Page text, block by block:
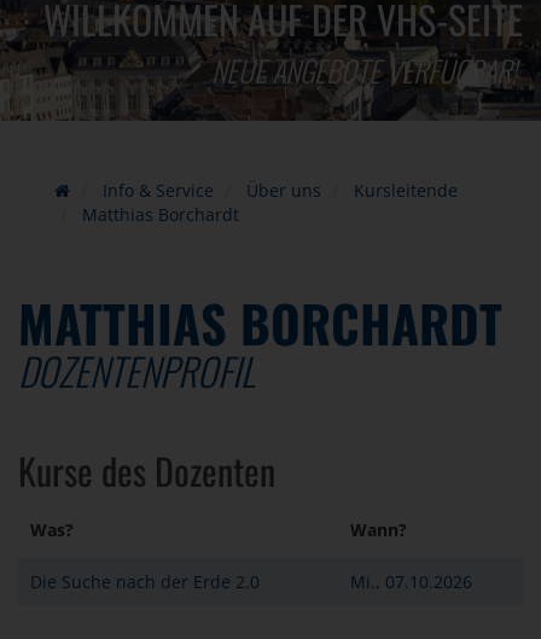
WILLKOMMEN AUF DER VHS-SEITE
NEUE ANGEBOTE VERFÜGBAR!
Info & Service Über uns
Kursleitende
Matthias Borchardt
MATTHIAS BORCHARDT
DOZENTENPROFIL
Kurse des Dozenten
Was? Wann?
Die Suche nach der Erde 2.0 Mi., 07.10.2026